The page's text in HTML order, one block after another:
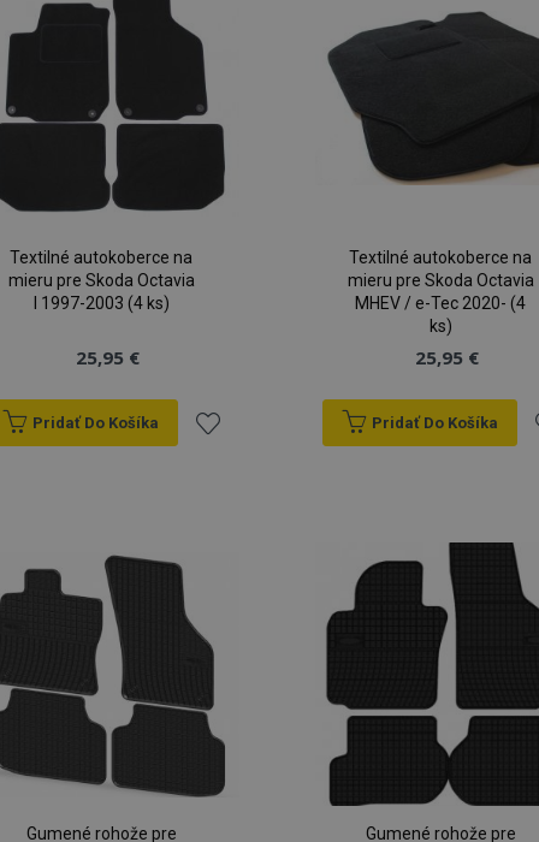
prianí
Textilné autokoberce na
mieru pre Skoda Octavia
I 1997-2003 (4 ks)
25,95 €
Pridať Do Košíka
prianí
Textilné autokoberce na
mieru pre Skoda Octavia
MHEV / e-Tec 2020- (4
ks)
25,95 €
Pridať Do Košíka
Gumené rohože pre Gumené rohože pre